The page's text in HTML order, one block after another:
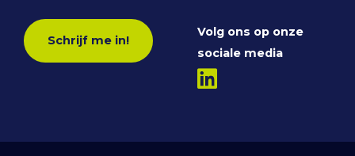
Schrijf me in!
Volg ons op onze
sociale media